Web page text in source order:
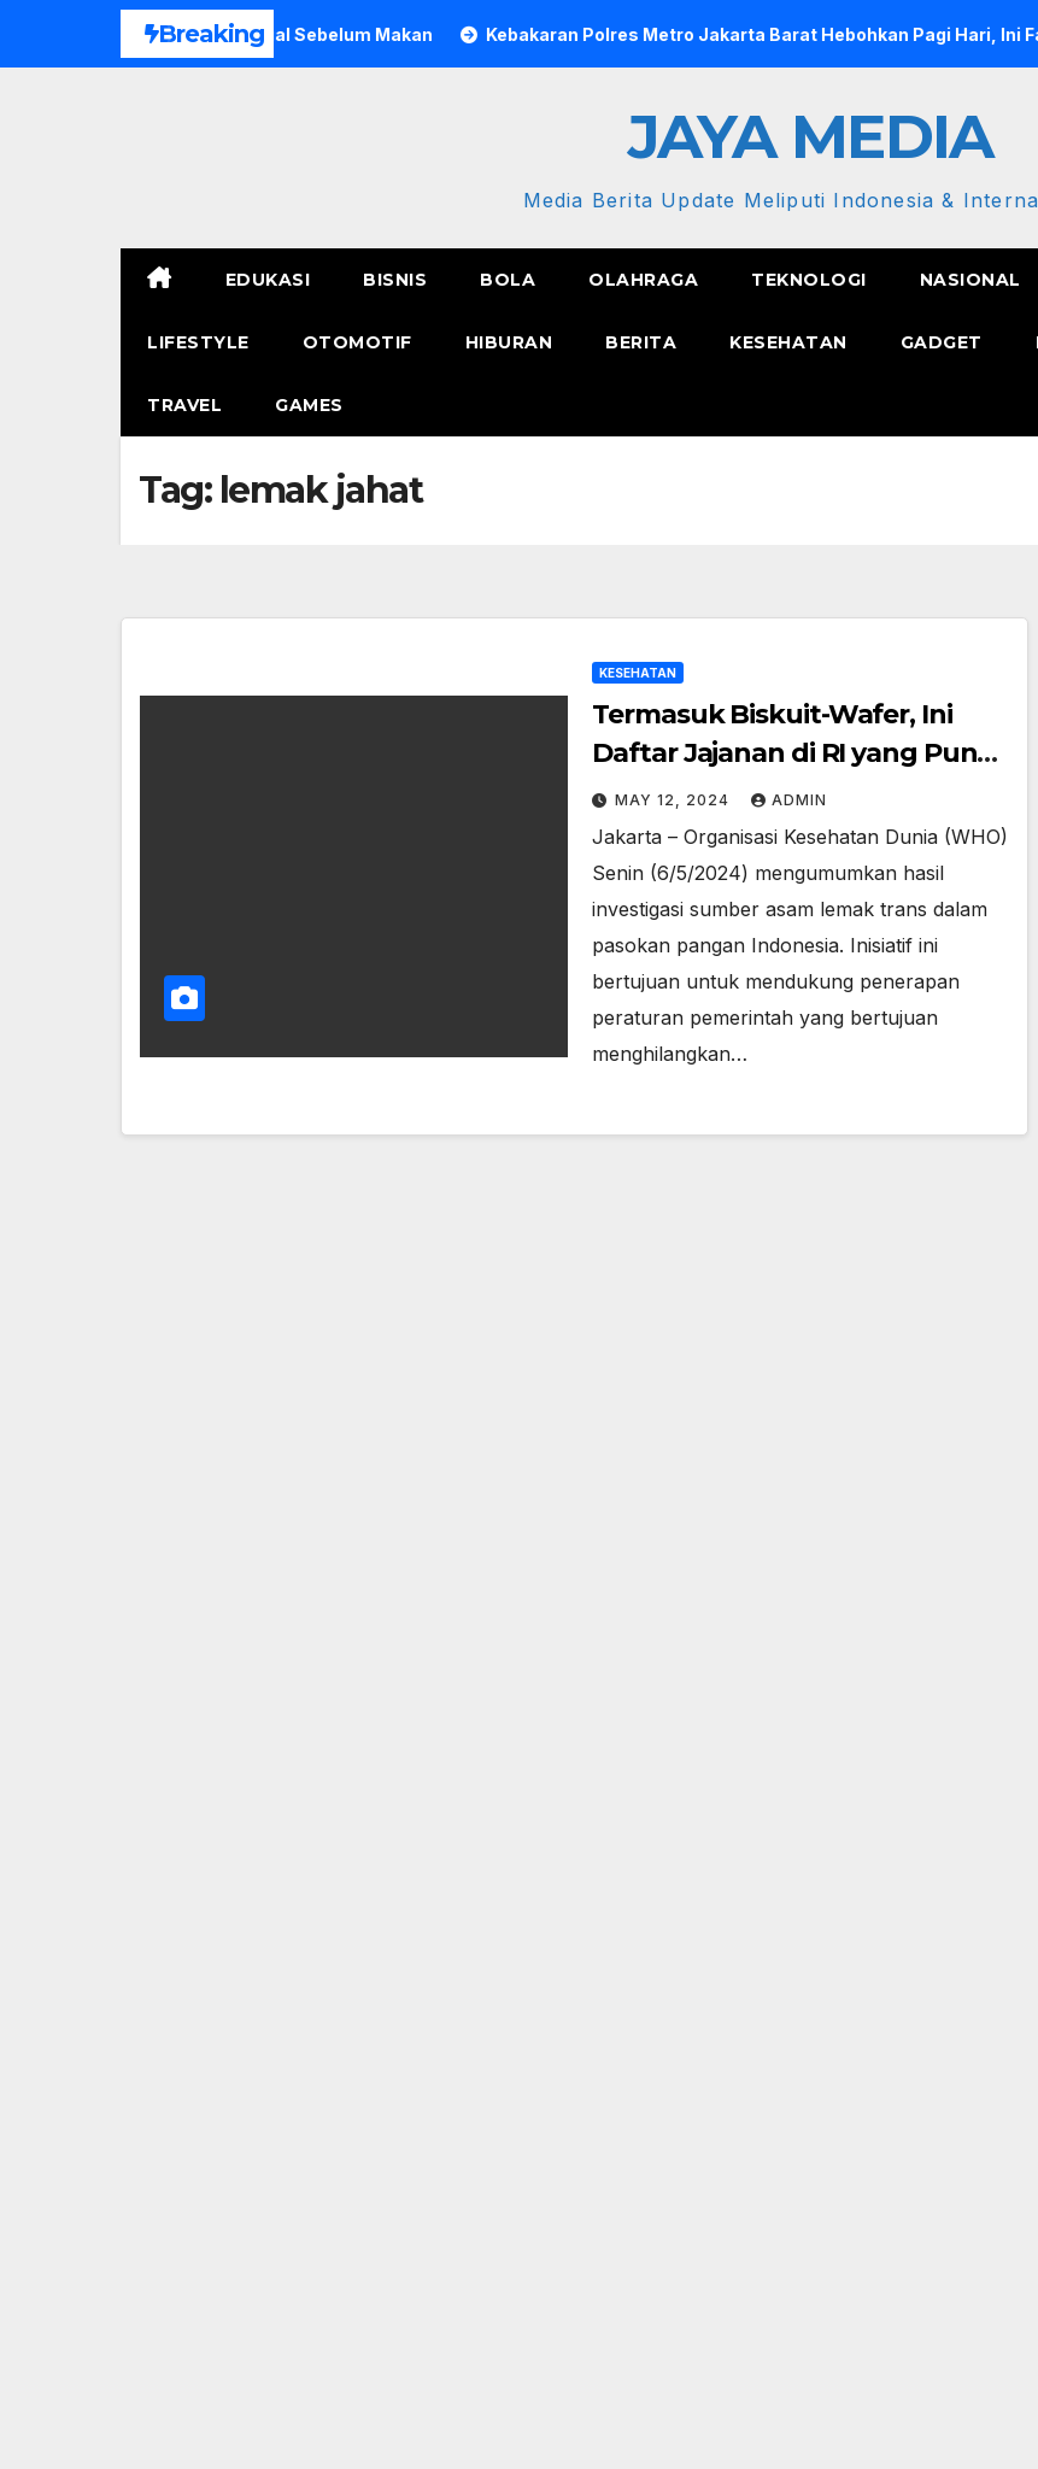
Breaking
di Bogor Meninggal Sebelum Makan Kebakaran Polres Metro Jakarta Barat Hebohkan Pagi Hari, Ini Fakta
JAYA MEDIA
Media Berita Update Meliputi Indonesia &
EDUKASI BISNIS BOLA OLAHRAGA TEKNOLOGI NASIONAL
LIFESTYLE OTOMOTIF HIBURAN BERITA KESEHATAN GADGET
TRAVEL GAMES
Tag: lemak jahat
KESEHATAN
Termasuk Biskuit-Wafer, Ini
Daftar Jajanan di RI yang Punya
Lemak Trans Tinggi
MAY 12, 2024 ADMIN
Jakarta – Organisasi Kesehatan Dunia (WHO)
Senin (6/5/2024) mengumumkan hasil
investigasi sumber asam lemak trans dalam
pasokan pangan Indonesia. Inisiatif ini
bertujuan untuk mendukung penerapan
peraturan pemerintah yang bertujuan
menghilangkan…